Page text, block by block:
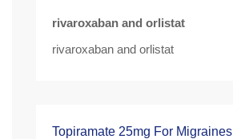
rivaroxaban and orlistat
rivaroxaban and orlistat
Topiramate 25mg For Migraines